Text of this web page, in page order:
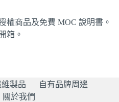
權商品及免費 MOC 說明書。
箱。
製品
自有品牌周邊
關於我們